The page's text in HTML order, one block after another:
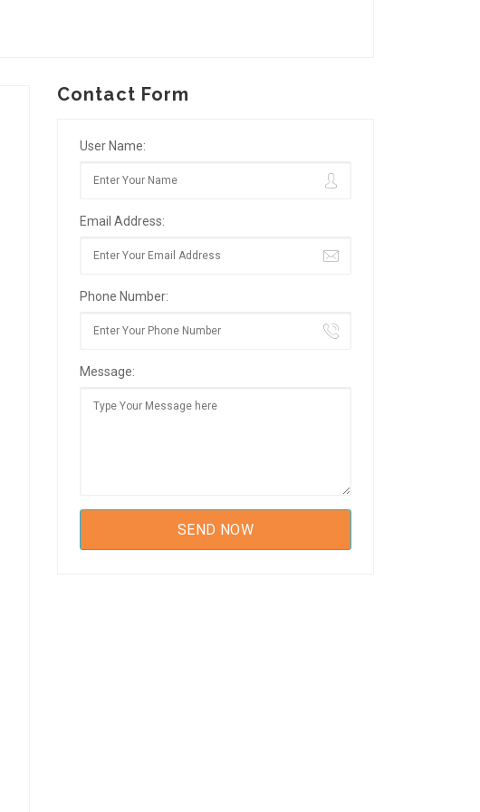
Contact Form
User Name:
Email Address:
Phone Number:
Message: